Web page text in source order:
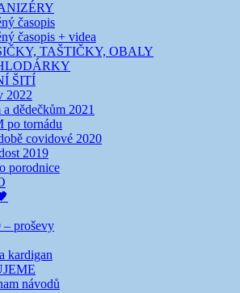
časopis
časopis + videa
TAŠTIČKY, OBALY
ŠITÍ
2022
dědečkům 2021
po tornádu
covidové 2020
2019
porodnice
– proševy
kardigan
návodů